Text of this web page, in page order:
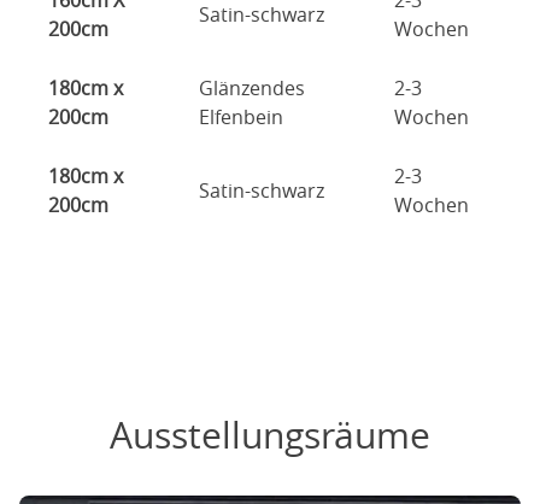
200cm
Satin-schwarz
Wochen
180cm x
200cm
Glänzendes
Elfenbein
2-3
Wochen
180cm x
200cm
Satin-schwarz
2-3
Wochen
Ausstellungsräume